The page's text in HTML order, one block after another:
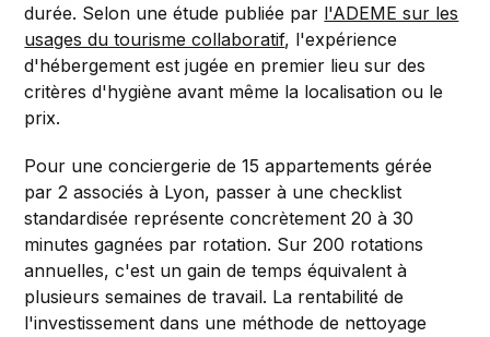
durée. Selon une étude publiée par l'ADEME sur les
usages du tourisme collaboratif, l'expérience
d'hébergement est jugée en premier lieu sur des
critères d'hygiène avant même la localisation ou le
prix.
Pour une conciergerie de 15 appartements gérée
par 2 associés à Lyon, passer à une checklist
standardisée représente concrètement 20 à 30
minutes gagnées par rotation. Sur 200 rotations
annuelles, c'est un gain de temps équivalent à
plusieurs semaines de travail. La rentabilité de
l'investissement dans une méthode de nettoyage